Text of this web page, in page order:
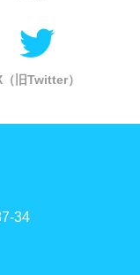
（旧Twitter）
34